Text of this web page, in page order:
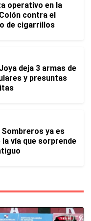
operativo en la
contra el
de cigarrillos
deja 3 armas de
y presuntas
Sombreros ya es
vía que sorprende